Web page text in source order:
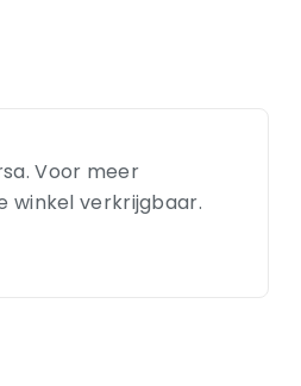
Voor meer
winkel verkrijgbaar.